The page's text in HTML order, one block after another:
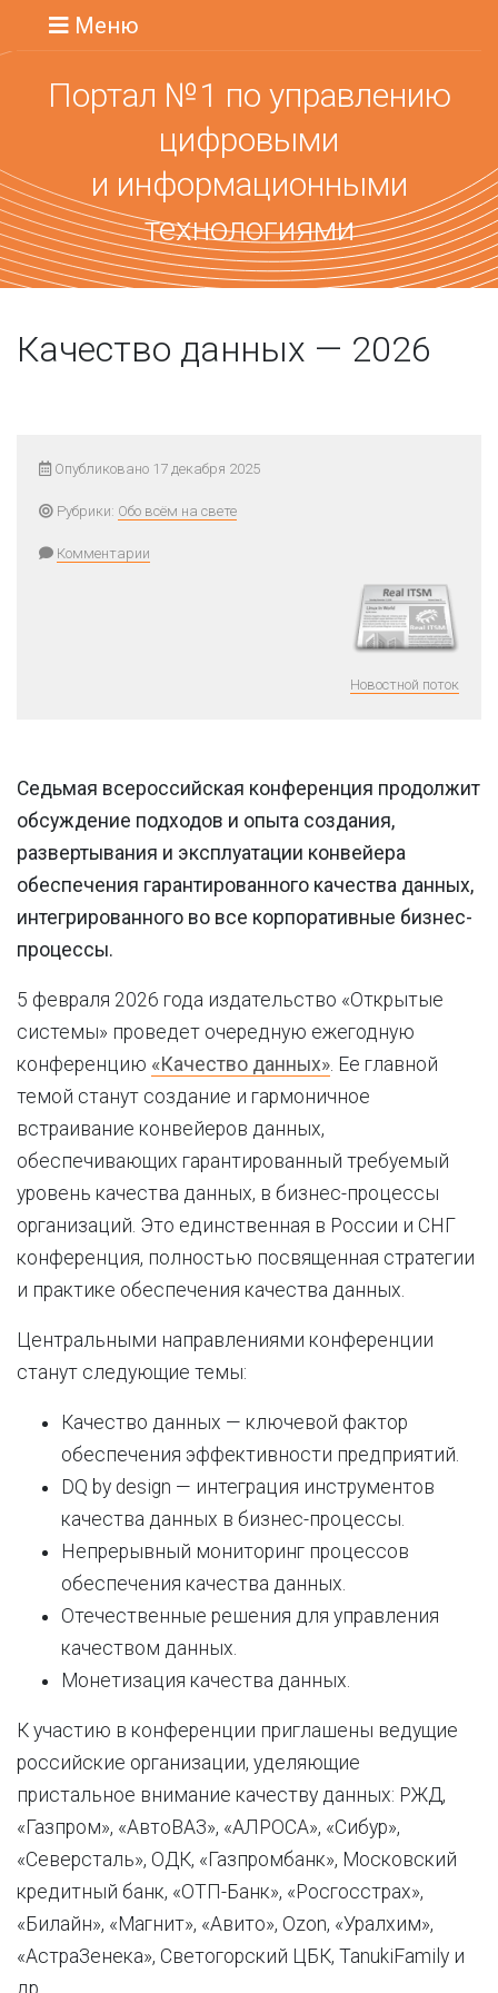
Меню
Портал №1 по управлению
цифровыми
и информационными
технологиями
Качество данных — 2026
Опубликовано 17 декабря 2025
Рубрики: Обо всём на свете
Комментарии
Новостной поток
Седьмая всероссийская конференция продолжит
обсуждение подходов и опыта создания,
развертывания и эксплуатации конвейера
обеспечения гарантированного качества данных,
интегрированного во все корпоративные бизнес-
процессы.
5 февраля 2026 года издательство «Открытые
системы» проведет очередную ежегодную
конференцию «Качество данных». Ее главной
темой станут создание и гармоничное
встраивание конвейеров данных,
обеспечивающих гарантированный требуемый
уровень качества данных, в бизнес-процессы
организаций. Это единственная в России и СНГ
конференция, полностью посвященная стратегии
и практике обеспечения качества данных.
Центральными направлениями конференции
станут следующие темы:
Качество данных — ключевой фактор
обеспечения эффективности предприятий.
DQ by design — интеграция инструментов
качества данных в бизнес-процессы.
Непрерывный мониторинг процессов
обеспечения качества данных.
Отечественные решения для управления
качеством данных.
Монетизация качества данных.
К участию в конференции приглашены ведущие
российские организации, уделяющие
пристальное внимание качеству данных: РЖД,
«Газпром», «АвтоВАЗ», «АЛРОСА», «Сибур»,
«Северсталь», ОДК, «Газпромбанк», Московский
кредитный банк, «ОТП-Банк», «Росгосстрах»,
«Билайн», «Магнит», «Авито», Ozon, «Уралхим»,
«АстраЗенека», Светогорский ЦБК, TanukiFamily и
др.